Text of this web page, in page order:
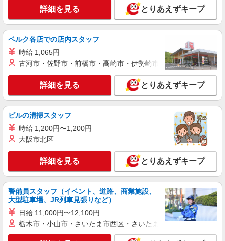
製造・加工・設備保全
月給：285,000円〜 月収例：327,911円(月給＋
各種手当) ※資格手当一律40,000円/月を含む ※役
職手当一律35,000円/月を含む ※法定外残業手当
22,825円/月 ※深夜手当20,086円/月
広島県東広島市 勤務詳細：東広島市 通勤方
法：徒歩/車/バス 最寄り駅：寺家駅から車22分 ※
構内の（無料）駐車場利用OK ※社宅から送迎あ
り
詳細を見る
UTエイム株式会社 SC＿AIM西日本第一CU SC＿AIM竜王山テクノロ
ジーCF《Adzg1C》
月給：320,000円〜 月収例：368,198円(月給＋
各種手当) ※役職手当一律70,000円/月を含む ※資
格手当一律40,000円/月を含む ※法定外残業手当
25,637円/月 ※深夜手当22,561円/月
広島県東広島市 勤務詳細：東広島市 通勤方
法：徒歩/車/バス 最寄り駅：東広島駅から車18分
キープ 詳細を見る
正社員
UTエイム株式会社 SC＿AIM西日本第一CU SC＿AIM竜王山テクノロ
詳細を見る とりあえずキープ
ベルク各店での店内スタッフ
時給 1,065円
古河市・佐野市・前橋市・高崎市・伊勢崎市・太田市・館林市
詳細を見る とりあえずキープ
ビルの清掃スタッフ
時給 1,200円〜1,200円
大阪市北区
詳細を見る とりあえずキープ
警備員スタッフ（イベント、道路、商業施設、
大型駐車場、JR列車見張りなど）
日給 11,000円〜12,100円
栃木市・小山市・さいたま市西区・さいたま市岩槻区・久喜市・